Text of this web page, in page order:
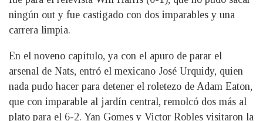
ningún out y fue castigado con dos imparables y una
carrera limpia.
En el noveno capítulo, ya con el apuro de parar el
arsenal de Nats, entró el mexicano José Urquidy, quien
nada pudo hacer para detener el roletezo de Adam Eaton,
que con imparable al jardín central, remolcó dos más al
plato para el 6-2. Yan Gomes y Victor Robles visitaron la